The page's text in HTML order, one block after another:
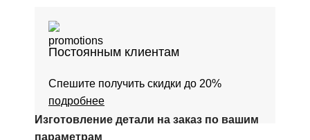
Постоянным клиентам
Спешите получить скидки до 20%
подробнее
Изготовление детали на заказ по вашим
параметрам